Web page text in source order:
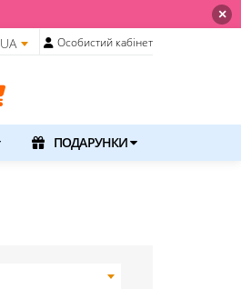
💐 Щойно отримали свіжу поставку.
×
UA Особистий кабінет
ПОДАРУНКИ